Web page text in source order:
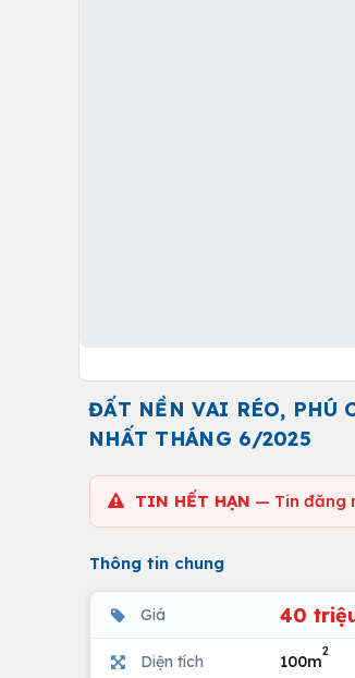
ĐẤT NỀN VAI RÉO, PHÚ
NHẤT THÁNG 6/2025
TIN HẾT HẠN — Tin đăng
Thông tin chung
Giá 40
Diện tích 100m
2